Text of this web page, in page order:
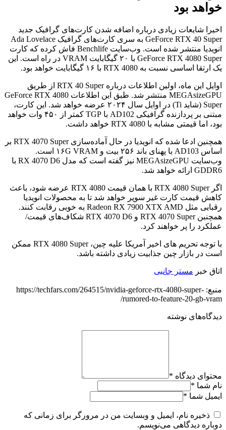
خواهد بود
اخیرا شایعات زیادی درباره اضافه شدن کارت‌های گرافیک جدید
GeForce RTX 40 Super به سری کارت‌های گرافیک Ada Lovelace
انویدیا منتشر شده است. وب‌سایت Benchlife فاش کرده که کارت
GeForce RTX 4080 Super با ۲۰ گیگابایت VRAM در راه است. این
یک ارتقا اساسی نسبت به RTX 4080 با ۱۶ گیگابایت خواهد بود.
اوایل این ماه، اولین اطلاعات درباره RTX 40 Super از طریق
MEGAsizeGPU منتشر شد. طبق این اطلاعات GeForce RTX 4080
Super (شاید Ti) در اوایل سال ۲۰۲۴ عرضه خواهد شد. این کارت،
مبتنی بر پردازنده گرافیکی AD102 با TGP کمتر از ۴۵۰ وات خواهد
بود، اما قیمتی مشابه با RTX 4080 خواهد داشت.
همچنین ادعا شده که انویدیا در حال آماده‌سازی RTX 4070 Super بر
اساس AD103 با پهنای باند ۲۵۶ بیت و ۱۶G VRAM است.
وب‌سایت MEGAsizeGPU نیز گفته است که مدل RX 4070 D6 با
GDDR6 ارائه خواهد شد.
اگر RTX 4080 Super با همان قیمت RTX 4080 عرضه شود، باعث
کاهش قیمت کارت غیر سوپر خواهد شد تا به محصولات انویدیا
رقبایی مثل Radeon RX 7900 XTX AMD به خوبی رقابت کنند.
همچنبن RTX 4070 Super و RTX 4070 D6 شکاف‌های قیمت/
عملکرد را پر خواهند کرد.
با توجه تحریم های اخیر آمریکا علیه چین، RTX 4080 Super ممکن
است در بازار چین جذابیت زیادی داشته باشد.
اتاق خبر مستر جانبی
منبع: https://techfars.com/264515/nvidia-geforce-rtx-4080-super-
rumored-to-feature-20-gb-vram/
دیدگاه‌های نوشته
محتوای دیدگاه *
نام شما *
ایمیل شما *
ذخیره نام، ایمیل و وبسایت من در مرورگر برای زمانی که
دوباره دیدگاهی می‌نویسم.